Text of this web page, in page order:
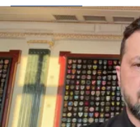
антибалістику
підтримку аграріїв.
Європейські партнери
12 часов назад 88,7 т.
З 1 вересня